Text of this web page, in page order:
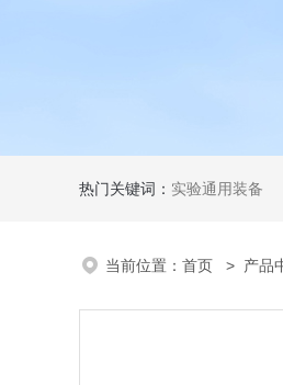
热门关键词： 实验通用装备
当前位置： 首页 > 产品